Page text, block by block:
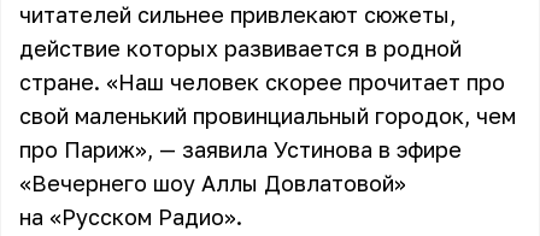
читателей сильнее привлекают сюжеты,
действие которых развивается в родной
стране. «Наш человек скорее прочитает про
свой маленький провинциальный городок, чем
про Париж», — заявила Устинова в эфире
«Вечернего шоу Аллы Довлатовой»
на «Русском Радио».